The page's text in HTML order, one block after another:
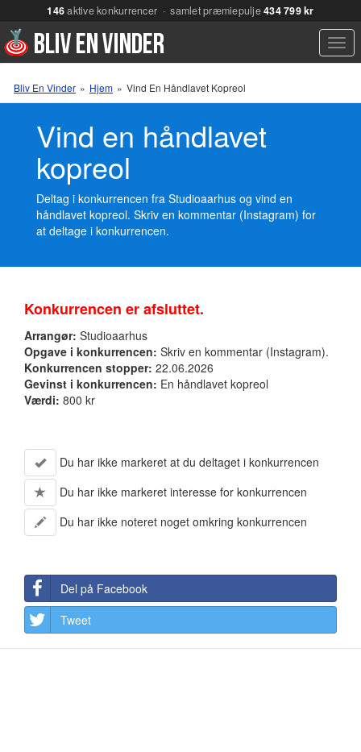
146aktive konkurrencer · samlet præmiepulje434 799 kr
Bliv En Vinder » Hjem » Vind En Håndlavet Kopreol
Vind en håndlavet
kopreol
Deltag i konkurrencen fra Studioaarhus og vind en
håndlavet kopreol. Skriv en kommentar (Instagram) for
at deltage i konkurrencen.
Konkurrencen er afsluttet.
Arrangør: Studioaarhus
Opgave i konkurrencen: Skriv en kommentar (Instagram).
Konkurrencen stopper: 22.06.2026
Gevinst i konkurrencen: En håndlavet kopreol
Værdi: 800 kr
Du har ikke markeret at du deltaget i konkurrencen
Du har ikke markeret interesse for konkurrencen
Du har ikke noteret noget omkring konkurrencen
Del på Facebook
Tweet